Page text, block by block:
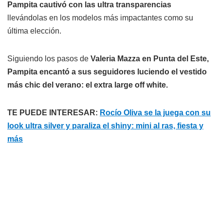
Pampita cautivó con las ultra transparencias
llevándolas en los modelos más impactantes como su
última elección.
Siguiendo los pasos de Valeria Mazza en Punta del Este,
Pampita encantó a sus seguidores luciendo el vestido
más chic del verano: el extra large off white.
TE PUEDE INTERESAR: Rocío Oliva se la juega con su
look ultra silver y paraliza el shiny: mini al ras, fiesta y
más